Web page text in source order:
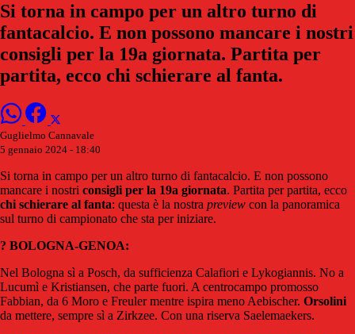
Si torna in campo per un altro turno di
fantacalcio. E non possono mancare i nostri
consigli per la 19a giornata. Partita per
partita, ecco chi schierare al fanta.
Guglielmo Cannavale
5 gennaio 2024 - 18:40
Si torna in campo per un altro turno di fantacalcio. E non possono
mancare i nostri consigli per la 19a giornata. Partita per partita, ecco
chi schierare al fanta: questa è la nostra preview con la panoramica
sul turno di campionato che sta per iniziare.
? BOLOGNA-GENOA:
Nel Bologna sì a Posch, da sufficienza Calafiori e Lykogiannis. No a
Lucumì e Kristiansen, che parte fuori. A centrocampo promosso
Fabbian, da 6 Moro e Freuler mentre ispira meno Aebischer. Orsolini
da mettere, sempre sì a Zirkzee. Con una riserva Saelemaekers.